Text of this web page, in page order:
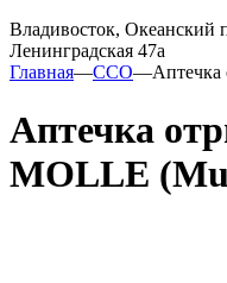
Владивосток, Океанский
Ленинградская 47а
Главная—ССО—
Аптечка
MOLLE